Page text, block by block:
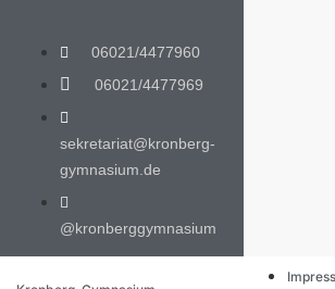
06021/4477960
06021/4477969
sekretariat@kronberg-
gymnasium.de
@kronberggymnasium